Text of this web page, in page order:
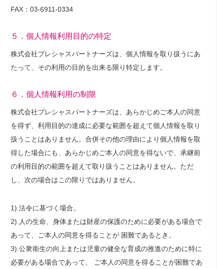
FAX：03-6911-0334
５．個人情報利用目的の特定
株式会社プレシャスパートナーズは、個人情報を取り扱うにあ
たって、その利用の目的を出来る限り特定します。
６．個人情報利用の制限
株式会社プレシャスパートナーズは、あらかじめご本人の同意
を得ず、利用目的の達成に必要な範囲を超えて個人情報を取り
扱うことはありません。合併その他の理由により個人情報を取
得した場合にも、あらかじめご本人の同意を得ないで、承継前
の利用目的の範囲を超えて取り扱うことはありません。ただ
し、次の場合はこの限りではありません。
1).法令に基づく場合。
2).人の生命、身体または財産の保護のために必要がある場合で
あって、ご本人の同意を得ることが 困難であるとき。
3).公衆衛生の向上または児童の健全な育成の推進のために特に
必要がある場合であって、 ご本人の同意を得ることが困難であ